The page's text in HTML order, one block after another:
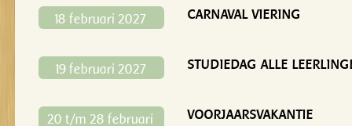
18 februari 2027 CARNAVAL VIERING
19 februari 2027 STUDIEDAG ALLE
20 t/m 28 februari VOORJAARSVAKANTIE